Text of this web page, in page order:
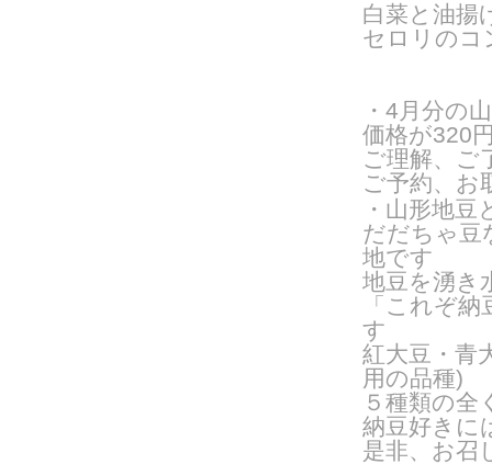
白菜と油揚
セロリのコ
・4月分の
価格が320
ご理解、ご
ご予約、お
・山形地
だだちゃ豆
地です
地豆を湧き
「これぞ
す
紅大豆・青
用の品種)
５種類の全
納豆好きに
是非、お召